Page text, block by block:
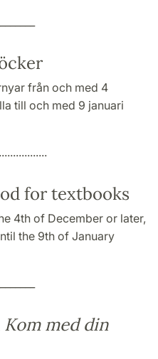
från och med 4
till och med 9 januari
for textbooks
4th of December or later,
the 9th of January
Kom med din